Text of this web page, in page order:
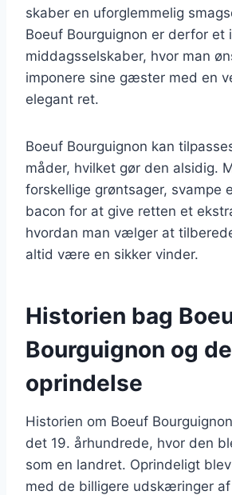
skaber en uforglemmelig
Boeuf Bourguignon er derfor et
middagsselskaber, hvor man
imponere sine gæster med en
elegant ret.
Boeuf Bourguignon kan
måder, hvilket gør den alsidig.
forskellige grøntsager, svampe
bacon for at give retten et
hvordan man vælger at
altid være en sikker vinder.
Historien bag
Bourguignon og
oprindelse
Historien om Boeuf
det 19. århundrede, hvor den
som en landret. Oprindeligt
med de billigere udskæringer